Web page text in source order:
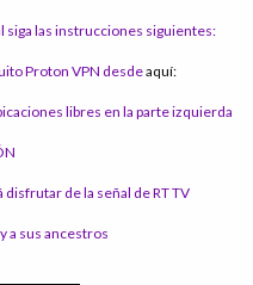
siga las instrucciones siguientes:
Proton VPN desdeaquí:
libres en la parte izquierda
disfrutar de la señal de RT TV
a sus ancestros